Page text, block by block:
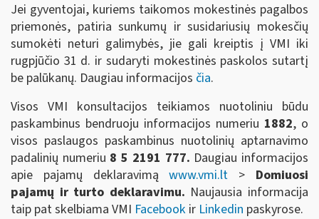
Jei gyventojai, kuriems taikomos mokestinės pagalbos
priemonės, patiria sunkumų ir susidariusių mokesčių
sumokėti neturi galimybės, jie gali kreiptis į VMI iki
rugpjūčio 31 d. ir sudaryti mokestinės paskolos sutartį
be palūkanų. Daugiau informacijos čia.
Visos VMI konsultacijos teikiamos nuotoliniu būdu
paskambinus bendruoju informacijos numeriu 1882, o
visos paslaugos paskambinus nuotolinių aptarnavimo
padalinių numeriu 8 5 2191 777. Daugiau informacijos
apie pajamų deklaravimąwww.vmi.lt > Domiuosi
pajamų ir turto deklaravimu. Naujausia informacija
taip pat skelbiama VMI Facebook ir Linkedin paskyrose.